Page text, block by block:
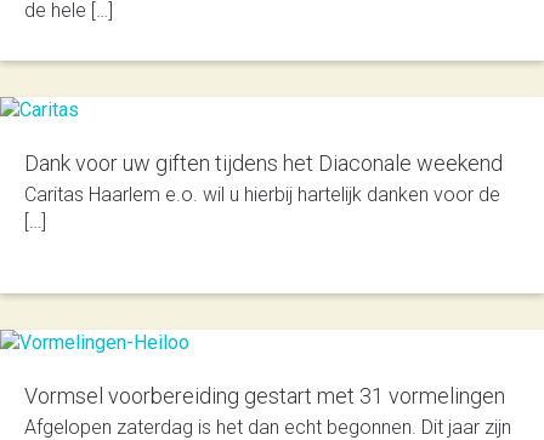
de hele […]
Dank voor uw giften tijdens het Diaconale weekend
Caritas Haarlem e.o. wil u hierbij hartelijk danken voor de
[…]
Vormsel voorbereiding gestart met 31 vormelingen
Afgelopen zaterdag is het dan echt begonnen. Dit jaar zijn